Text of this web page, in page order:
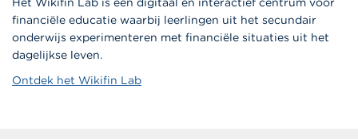
financiële educatie waarbij leerlingen uit het secundair
onderwijs experimenteren met financiële situaties uit het
dagelijkse leven.
Ontdek het Wikifin Lab